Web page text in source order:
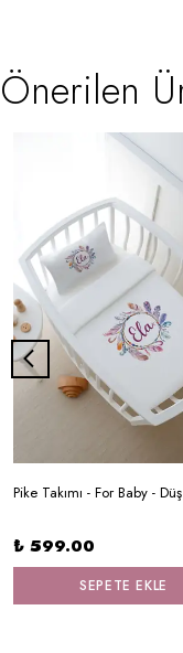
Önerilen
Pike Takımı - For Baby -
₺ 599.00
SEPETE EKLE